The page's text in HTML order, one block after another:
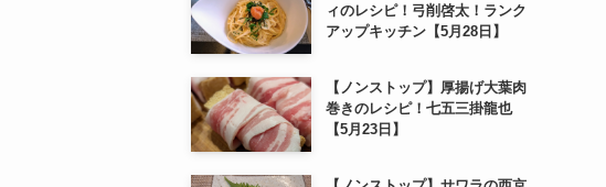
ィのレシピ！弓削啓太！ランク
アップキッチン【5月28日】
【ノンストップ】厚揚げ大葉肉
巻きのレシピ！七五三掛龍也
【5月23日】